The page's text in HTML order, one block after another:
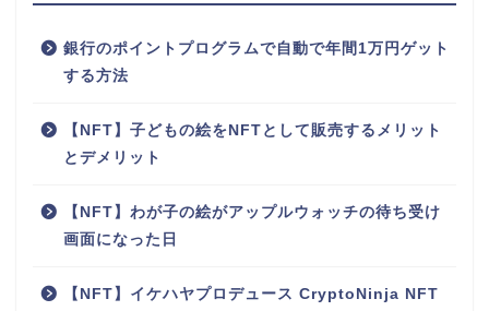
銀行のポイントプログラムで自動で年間1万円ゲット
する方法
【NFT】子どもの絵をNFTとして販売するメリット
とデメリット
【NFT】わが子の絵がアップルウォッチの待ち受け
画面になった日
【NFT】イケハヤプロデュース CryptoNinja NFT